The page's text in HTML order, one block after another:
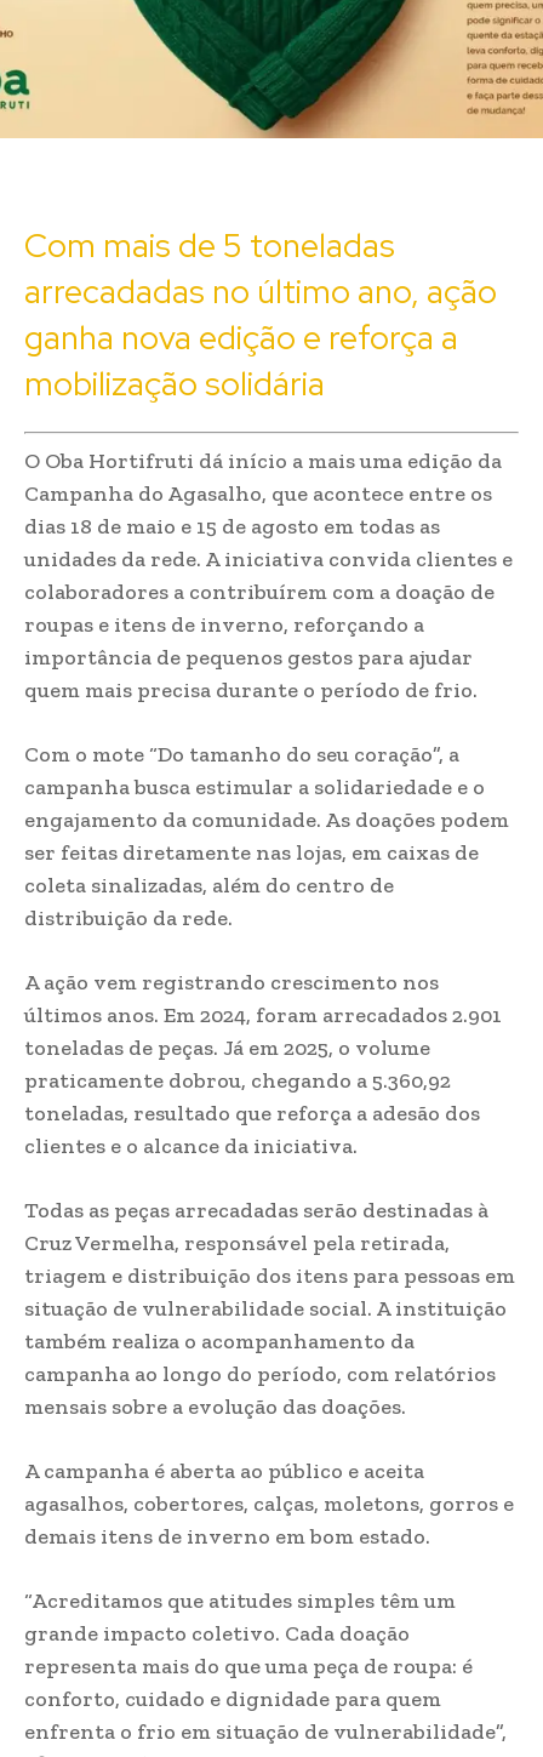
Com mais de 5 toneladas
arrecadadas no último ano, ação
ganha nova edição e reforça a
mobilização solidária
O Oba Hortifruti dá início a mais uma edição da
Campanha do Agasalho, que acontece entre os
dias 18 de maio e 15 de agosto em todas as
unidades da rede. A iniciativa convida clientes e
colaboradores a contribuírem com a doação de
roupas e itens de inverno, reforçando a
importância de pequenos gestos para ajudar
quem mais precisa durante o período de frio.
Com o mote “Do tamanho do seu coração”, a
campanha busca estimular a solidariedade e o
engajamento da comunidade. As doações podem
ser feitas diretamente nas lojas, em caixas de
coleta sinalizadas, além do centro de
distribuição da rede.
A ação vem registrando crescimento nos
últimos anos. Em 2024, foram arrecadados 2.901
toneladas de peças. Já em 2025, o volume
praticamente dobrou, chegando a 5.360,92
toneladas, resultado que reforça a adesão dos
clientes e o alcance da iniciativa.
Todas as peças arrecadadas serão destinadas à
Cruz Vermelha, responsável pela retirada,
triagem e distribuição dos itens para pessoas em
situação de vulnerabilidade social. A instituição
também realiza o acompanhamento da
campanha ao longo do período, com relatórios
mensais sobre a evolução das doações.
A campanha é aberta ao público e aceita
agasalhos, cobertores, calças, moletons, gorros e
demais itens de inverno em bom estado.
“Acreditamos que atitudes simples têm um
grande impacto coletivo. Cada doação
representa mais do que uma peça de roupa: é
conforto, cuidado e dignidade para quem
enfrenta o frio em situação de vulnerabilidade”,